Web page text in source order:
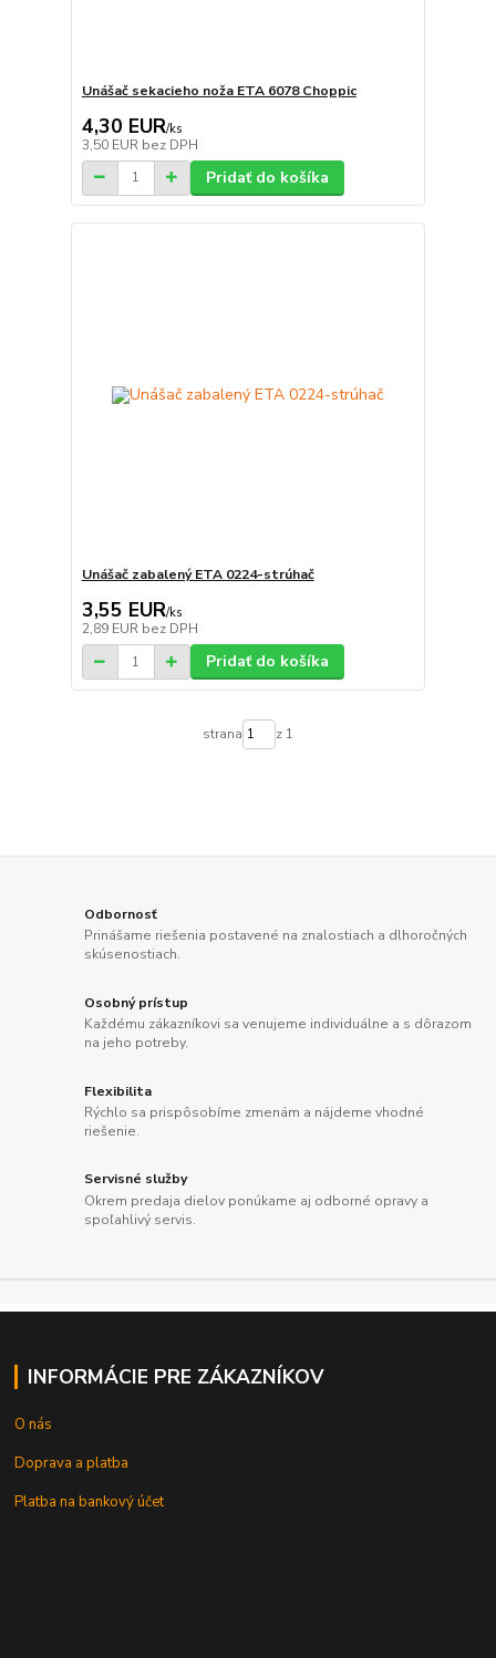
Unášač sekacieho noža ETA 6078 Choppic
4,30 EUR/ks
3,50 EUR bez DPH
Pridať do košíka
Unášač zabalený ETA 0224-strúhač
3,55 EUR/ks
2,89 EUR bez DPH
Pridať do košíka
strana z 1
Odbornosť
Prinášame riešenia postavené na znalostiach a dlhoročných
skúsenostiach.
Osobný prístup
Každému zákazníkovi sa venujeme individuálne a s dôrazom
na jeho potreby.
Flexibilita
Rýchlo sa prispôsobíme zmenám a nájdeme vhodné
riešenie.
Servisné služby
Okrem predaja dielov ponúkame aj odborné opravy a
spoľahlivý servis.
INFORMÁCIE PRE ZÁKAZNÍKOV
O nás
Doprava a platba
Platba na bankový účet